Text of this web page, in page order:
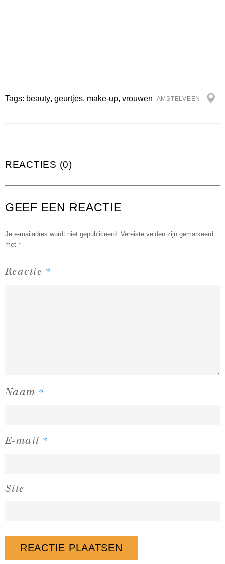
Tags: beauty, geurtjes, make-up, vrouwen AMSTELVEEN
REACTIES (0)
GEEF EEN REACTIE
Je e-mailadres wordt niet gepubliceerd. Vereiste velden zijn gemarkeerd
met *
Reactie *
Naam *
E-mail *
Site